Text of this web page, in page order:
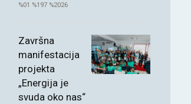
%01 %197 %2026
Završna
manifestacija
projekta
„Energija je
svuda oko nas“